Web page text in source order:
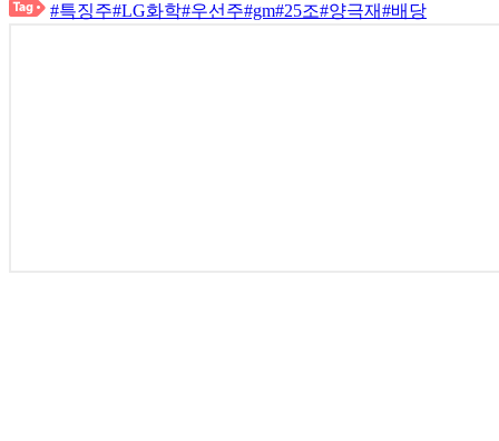
#특징주#LG화학#우선주#gm#25조#양극재#배당